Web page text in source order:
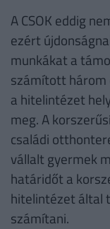
A CSOK eddig
ezért
munkákat a
számított három
a hitelintézet
meg. A
családi
vállalt gyermek
határidőt a
hitelintézet által
számítani.